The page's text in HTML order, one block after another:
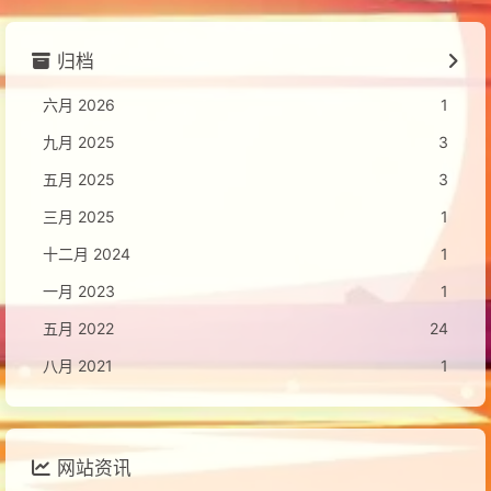
归档
六月 2026
1
九月 2025
3
五月 2025
3
三月 2025
1
十二月 2024
1
一月 2023
1
五月 2022
24
八月 2021
1
网站资讯